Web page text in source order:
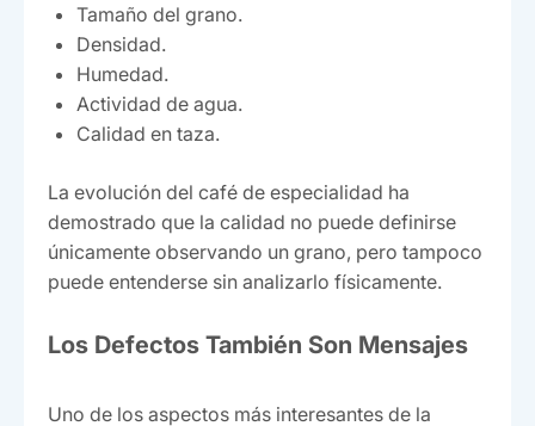
Tamaño del grano.
Densidad.
Humedad.
Actividad de agua.
Calidad en taza.
La evolución del café de especialidad ha
demostrado que la calidad no puede definirse
únicamente observando un grano, pero tampoco
puede entenderse sin analizarlo físicamente.
Los Defectos También Son Mensajes
Uno de los aspectos más interesantes de la